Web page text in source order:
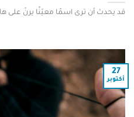
قد يحدث أن ترى اسمًا معيّنًا يرنّ على
27
أكتوبر